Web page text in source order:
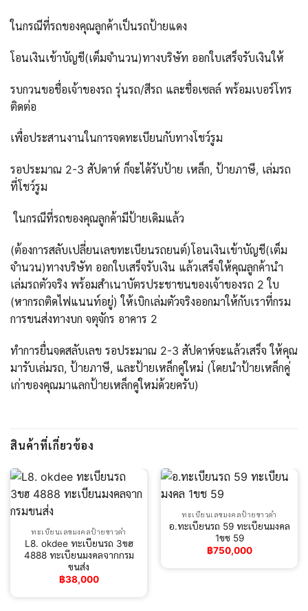
ในกรณีที่รถของคุณลูกค้าเป็นรถป้ายแดง
โอนเงินเข้าบัญชี(เต็มจำนวน)ทางบริษัท ออกใบเสร็จรับเงินให้
รบกวนขอชื่อเจ้าของรถ รุ่นรถ/สีรถ และชื่อเซลล์ พร้อมเบอร์โทร
ติดต่อ
เพื่อประสานงานในการจดทะเบียนกับทางโชว์รูม
รอประมาณ 2-3 สัปดาห์ ก็จะได้รับป้าย เหล็ก, ป้ายภาษี, เล่มรถ
ที่โชว์รูม
ในกรณีที่รถของคุณลูกค้ามีป้ายเดิมแล้ว
(ต้องการสลับเปลี่ยนเลขทะเบียนรถยนต์)โอนเงินเข้าบัญชี(เต็ม
จำนวน)ทางบริษัท ออกใบเสร็จรับเงิน แล้วเสร็จให้คุณลูกค้านำ
เล่มรถตัวจริง พร้อมสำเนาบัตรประชาชนของเจ้าของรถ 2 ใบ
(หากรถติดไฟแนนท์อยู่) ให้เบิกเล่มตัวจริงออกมาให้กับเราที่กรม
การขนส่งทางบก จตุจักร อาคาร 2
ทำการยื่นจดสลับเลข รอประมาณ 2-3 สัปดาห์จะแล้วเสร็จ ให้คุณ
มารับเล่มรถ, ป้ายภาษี, และป้ายเหล็กคู่ใหม่ (โดยนำป้ายเหล็กคู่
เก่าของคุณมาแลกป้ายเหล็กคู่ใหม่ด้วยครับ)
สินค้าที่เกี่ยวข้อง
ทะเบียนเลขมงคลป้ายขาวดำ
L8. okdee ทะเบียนรถ 3ขฮ
4888 ทะเบียนมงคลจากกรม
ขนส่ง
฿38,000
ทะเบียนเลขมงคลป้ายขาวดำ
อ.ทะเบียนรถ 59 ทะเบียนมงคล
1ขช 59
฿750,000